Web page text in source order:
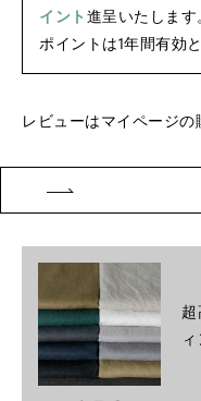
イント 進呈いたします。
ポイントは1年間有効
レビューはマイページの